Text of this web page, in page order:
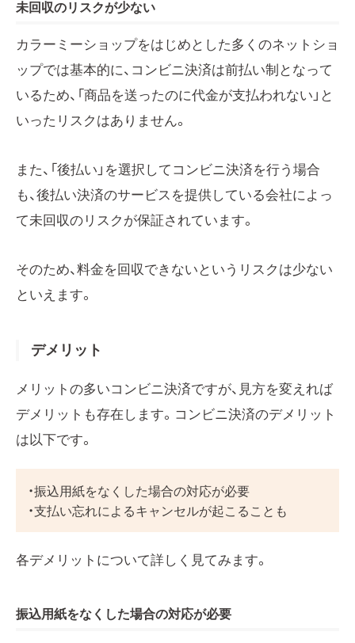
未回収のリスクが少ない
カラーミーショップをはじめとした多くのネットショ
ップでは基本的に、コンビニ決済は前払い制となって
いるため、「商品を送ったのに代金が支払われない」と
いったリスクはありません。
また、「後払い」を選択してコンビニ決済を行う場合
も、後払い決済のサービスを提供している会社によっ
て未回収のリスクが保証されています。
そのため、料金を回収できないというリスクは少ない
といえます。
デメリット
メリットの多いコンビニ決済ですが、見方を変えれば
デメリットも存在します。コンビニ決済のデメリット
は以下です。
・振込用紙をなくした場合の対応が必要
・支払い忘れによるキャンセルが起こることも
各デメリットについて詳しく見てみます。
振込用紙をなくした場合の対応が必要